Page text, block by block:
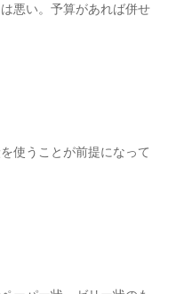
悪い。予算があれば併せ
使うことが前提になって